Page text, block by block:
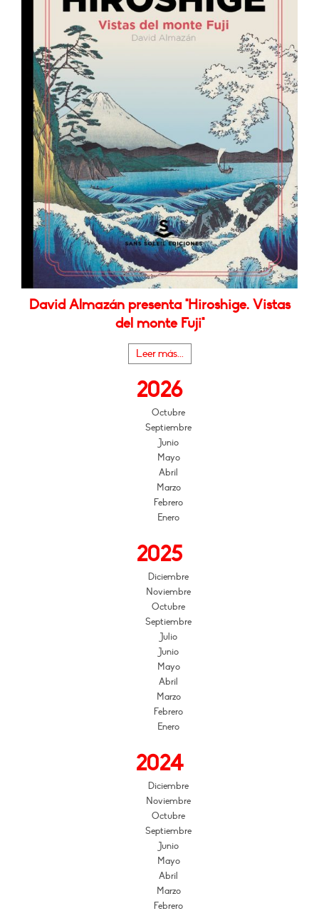
David Almazán presenta "Hiroshige. Vistas
del monte Fuji"
Leer más...
2026
Octubre
Septiembre
Junio
Mayo
Abril
Marzo
Febrero
Enero
2025
Diciembre
Noviembre
Octubre
Septiembre
Julio
Junio
Mayo
Abril
Marzo
Febrero
Enero
2024
Diciembre
Noviembre
Octubre
Septiembre
Junio
Mayo
Abril
Marzo
Febrero